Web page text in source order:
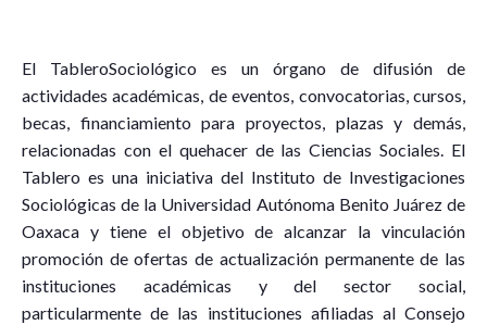
El TableroSociológico es un órgano de difusión de
actividades académicas, de eventos, convocatorias, cursos,
becas, financiamiento para proyectos, plazas y demás,
relacionadas con el quehacer de las Ciencias Sociales. El
Tablero es una iniciativa del Instituto de Investigaciones
Sociológicas de la Universidad Autónoma Benito Juárez de
Oaxaca y tiene el objetivo de alcanzar la vinculación
promoción de ofertas de actualización permanente de las
instituciones académicas y del sector social,
particularmente de las instituciones afiliadas al Consejo